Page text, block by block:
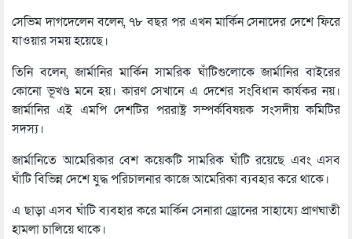
সেভিম দাগদেলেন বলেন, ৭৮ বছর পর এখন মার্কিন সেনাদের দেশে ফিরে
যাওয়ার সময় হয়েছে।
তিনি বলেন, জার্মানির মার্কিন সামরিক ঘাঁটিগুলোকে জার্মানির বাইরের
কোনো ভূখণ্ড মনে হয়। কারণ সেখানে এ দেশের সংবিধান কার্যকর নয়।
জার্মানির এই এমপি দেশটির পররাষ্ট্র সম্পর্কবিষয়ক সংসদীয় কমিটির
সদস্য।
জার্মানিতে আমেরিকার বেশ কয়েকটি সামরিক ঘাঁটি রয়েছে এবং এসব
ঘাঁটি বিভিন্ন দেশে যুদ্ধ পরিচালনার কাজে আমেরিকা ব্যবহার করে থাকে।
এ ছাড়া এসব ঘাঁটি ব্যবহার করে মার্কিন সেনারা ড্রোনের সাহায্যে প্রাণঘাতী
হামলা চালিয়ে থাকে।